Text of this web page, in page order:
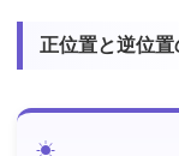
正位置と逆位置